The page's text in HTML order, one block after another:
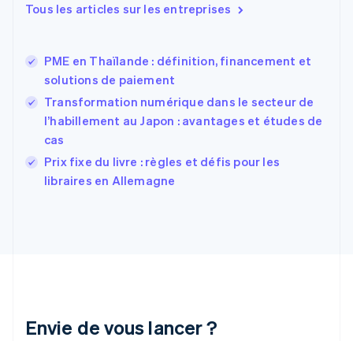
Tous les articles sur les entreprises
PME en Thaïlande : définition, financement et
solutions de paiement
Transformation numérique dans le secteur de
l’habillement au Japon : avantages et études de
cas
Prix fixe du livre : règles et défis pour les
libraires en Allemagne
Envie de vous lancer ?
English
Finlande
EnglishSvenska
FrançaisEnglish
Gibraltar
English
Grèce
Hongrie
日本語 English